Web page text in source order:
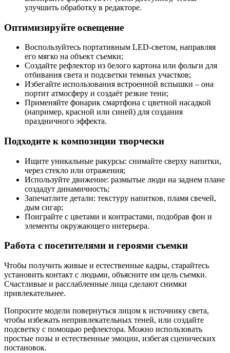
улучшить обработку в редакторе.
Оптимизируйте освещение
Воспользуйтесь портативным LED-светом, направляя
его мягко на объект съемки;
Создайте рефлектор из белого картона или фольги для
отбивания света и подсветки темных участков;
Избегайте использования встроенной вспышки – она
портит атмосферу и создаёт резкие тени;
Применяйте фонарик смартфона с цветной насадкой
(например, красной или синей) для создания
праздничного эффекта.
Подходите к композиции творчески
Ищите уникальные ракурсы: снимайте сверху напитки,
через стекло или отражения;
Используйте движение: размытые люди на заднем плане
создадут динамичность;
Запечатлите детали: текстуру напитков, пламя свечей,
дым сигар;
Поиграйте с цветами и контрастами, подобрав фон и
элементы окружающего интерьера.
Работа с посетителями и героями съемки
Чтобы получить живые и естественные кадры, старайтесь
установить контакт с людьми, объясните им цель съемки.
Счастливые и расслабленные лица сделают снимки
привлекательнее.
Попросите модели повернуться лицом к источнику света,
чтобы избежать непривлекательных теней, или создайте
подсветку с помощью рефлектора. Можно использовать
простые позы и естественные эмоции, избегая сценических
постановок.